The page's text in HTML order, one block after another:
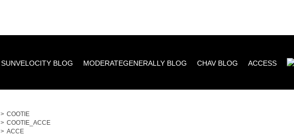
SUNVELOCITY BLOG MODERATEGENERALLY BLOG CHAV BLOG ACCESS
> COOTIE
> COOTIE_ACCE
> ACCE